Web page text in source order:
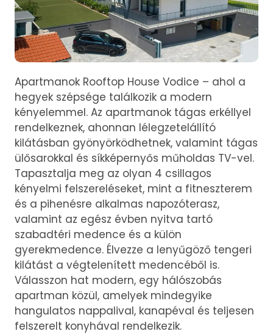
Apartmanok Rooftop House Vodice – ahol a
hegyek szépsége találkozik a modern
kényelemmel. Az apartmanok tágas erkéllyel
rendelkeznek, ahonnan lélegzetelállító
kilátásban gyönyörködhetnek, valamint tágas
ülősarokkal és síkképernyős műholdas TV-vel.
Tapasztalja meg az olyan 4 csillagos
kényelmi felszereléseket, mint a fitneszterem
és a pihenésre alkalmas napozóterasz,
valamint az egész évben nyitva tartó
szabadtéri medence és a külön
gyerekmedence. Élvezze a lenyűgöző tengeri
kilátást a végtelenített medencéből is.
Válasszon hat modern, egy hálószobás
apartman közül, amelyek mindegyike
hangulatos nappalival, kanapéval és teljesen
felszerelt konyhával rendelkezik.